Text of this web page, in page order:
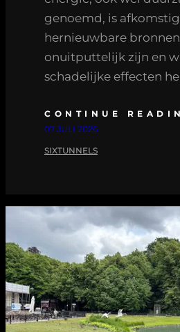
genoemd, is
hernieuwbare
onuitputtelijk zijn en
schadelijke effecten
CONTINUE
07 JULI 2026
SIXTUNNELS